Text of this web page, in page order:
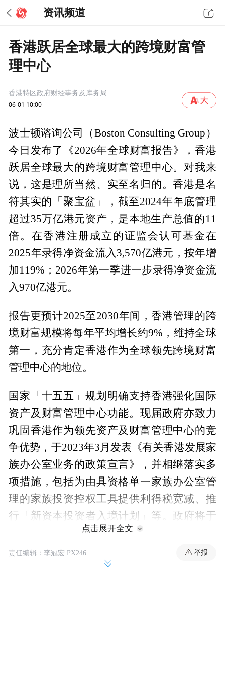
资讯频道
香港跃居全球最大的跨境财富管
理中心
香港特区政府财经事务及库务局
06-01 10:00
波士顿谘询公司（Boston Consulting Group）
今日发布了《2026年全球财富报告》，香港
跃居全球最大的跨境财富管理中心。对我来
说，这是理所当然、实至名归的。香港是名
符其实的「聚宝盆」，截至2024年年底管理
超过35万亿港元资产，是本地生产总值的11
倍。在香港注册成立的证监会认可基金在
2025年录得净资金流入3,570亿港元，按年增
加119%；2026年第一季进一步录得净资金流
入970亿港元。
报告更预计2025至2030年间，香港管理的跨
境财富规模将每年平均增长约9%，维持全球
第一，充分肯定香港作为全球领先跨境财富
管理中心的地位。
国家「十五五」规划明确支持香港强化国际
资产及财富管理中心功能。现届政府亦致力
巩固香港作为领先资产及财富管理中心的竞
争优势，于2023年3月发表《有关香港发展家
族办公室业务的政策宣言》，并相继落实多
项措施，包括为由具资格单一家族办公室管
理的家族投资控权工具提供利得税宽减、推
行「新资本投资者入境计划」等。政府将于
下月就优化基金、单一家族办公室和附带权
益优惠税制的立法建议提交立法会审议，进
一步提升税制的竞争力，吸引更多基金及家
点击展开全文
责任编辑：李冠宏 PX246 举报